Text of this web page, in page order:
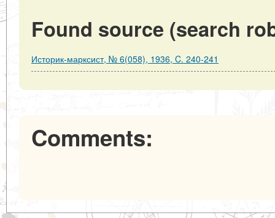
Found source (search
Историк-марксист, № 6(058), 1936, C. 240-241
Comments: